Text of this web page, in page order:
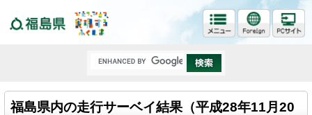
福島県内の走行サーベイ結果（平成28年11月20